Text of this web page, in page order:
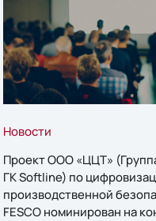
Новости
Проект ООО «ЦЦТ»
ГК Softline) по
производственной
FESCO номинирован на